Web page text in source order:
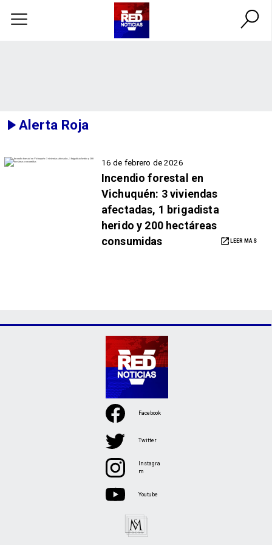
Alerta Roja
16 de febrero de 2026
Incendio forestal en
Vichuquén: 3 viviendas
afectadas, 1 brigadista
herido y 200 hectáreas
consumidas
LEER MÁS
Facebook
Twitter
Instagra
m
Youtube